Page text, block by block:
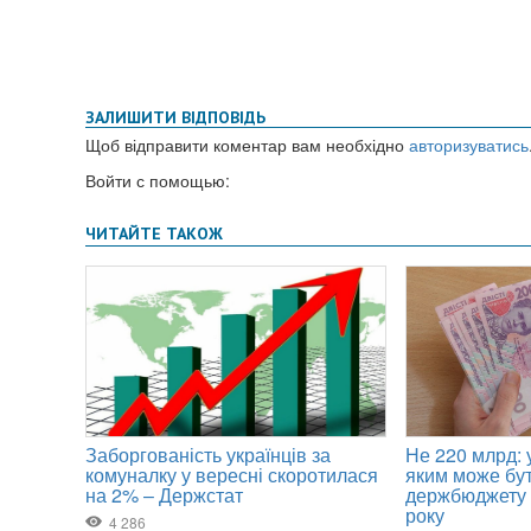
ЗАЛИШИТИ ВІДПОВІДЬ
Щоб відправити коментар вам необхідно авторизуватись
Войти с помощью: